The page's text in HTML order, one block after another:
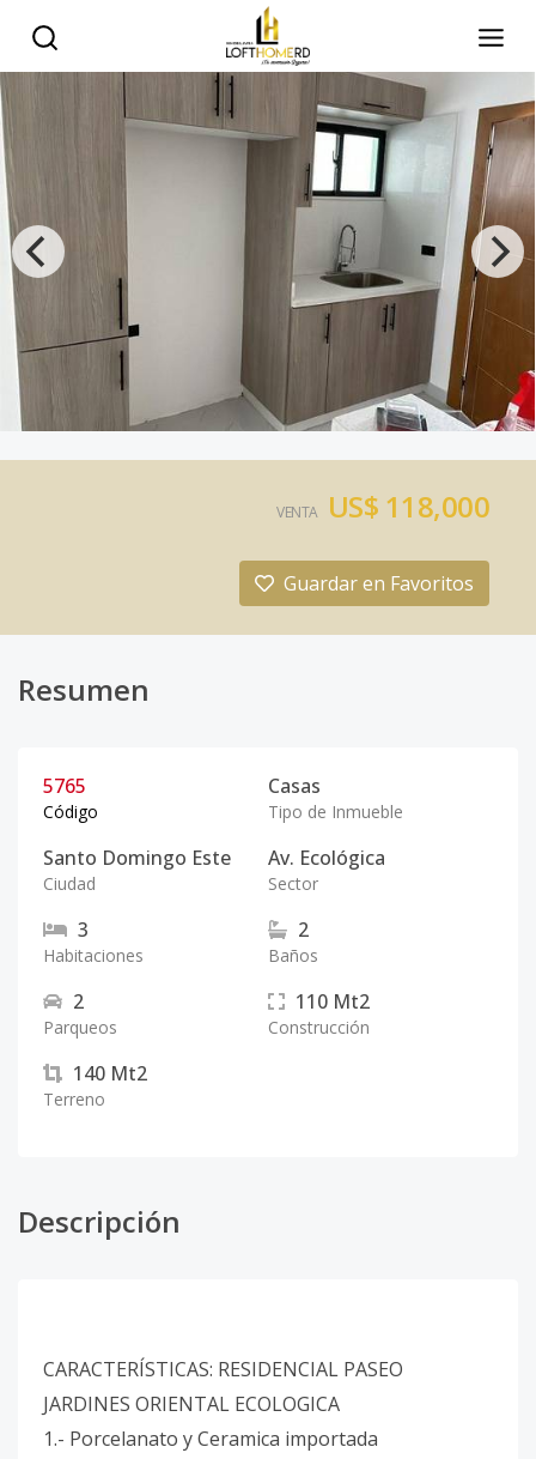
VENTA US$ 118,000
Guardar en Favoritos
Resumen
5765
Código
Casas
Tipo de Inmueble
Santo Domingo Este
Ciudad
Av. Ecológica
Sector
3
Habitaciones
2
Baños
2
Parqueos
110 Mt2
Construcción
140 Mt2
Terreno
Descripción
CARACTERÍSTICAS: RESIDENCIAL PASEO
JARDINES ORIENTAL ECOLOGICA
1.- Porcelanato y Ceramica importada